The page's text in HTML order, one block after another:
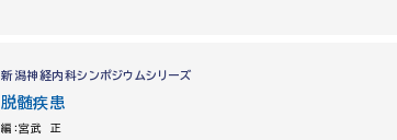
新潟神経内科シンポジウムシリーズ
脱髄疾患
編：宮武 正